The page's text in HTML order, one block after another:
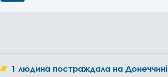
1 людина постраждала на Донеччині